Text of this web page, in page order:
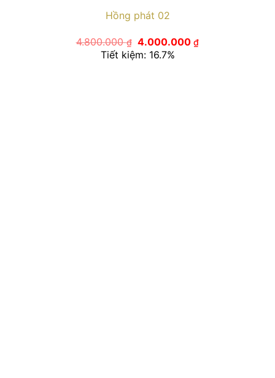
Hồng phát 02
4.800.000₫ Giá
gốc
là:
4.000.000₫Giá
Tiết kiệm: 16.7%